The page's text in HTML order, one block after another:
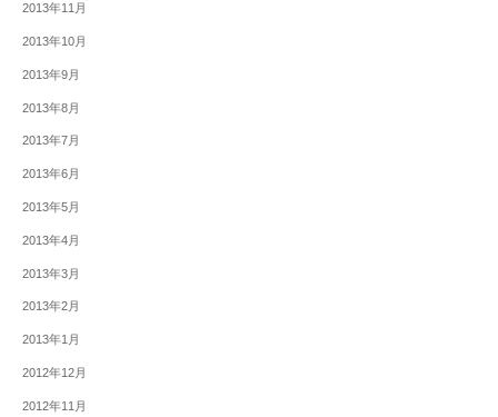
2013年11月
2013年10月
2013年9月
2013年8月
2013年7月
2013年6月
2013年5月
2013年4月
2013年3月
2013年2月
2013年1月
2012年12月
2012年11月